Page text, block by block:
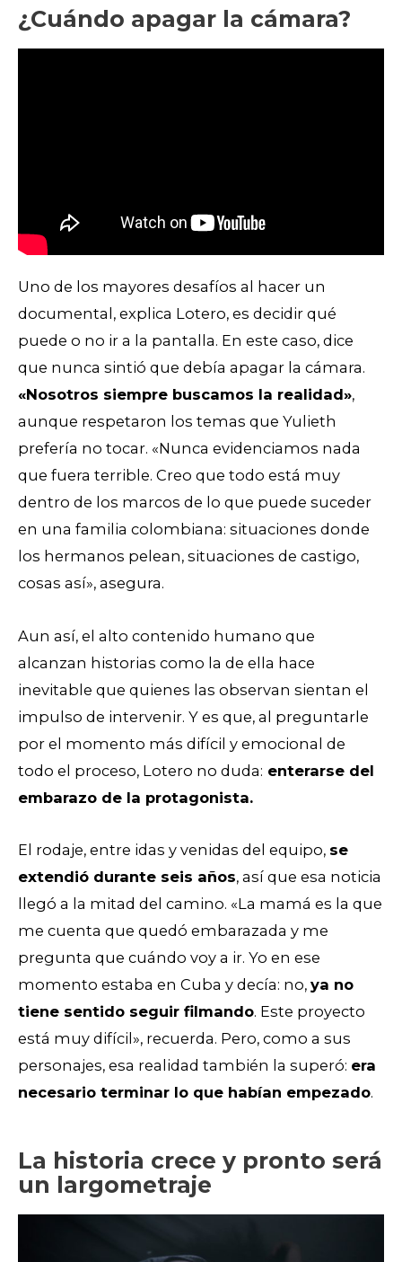
¿Cuándo apagar la cámara?
Uno de los mayores desafíos al hacer un
documental, explica Lotero, es decidir qué
puede o no ir a la pantalla. En este caso, dice
que nunca sintió que debía apagar la cámara.
«Nosotros siempre buscamos la realidad»,
aunque respetaron los temas que Yulieth
prefería no tocar. «Nunca evidenciamos nada
que fuera terrible. Creo que todo está muy
dentro de los marcos de lo que puede suceder
en una familia colombiana: situaciones donde
los hermanos pelean, situaciones de castigo,
cosas así», asegura.
Aun así, el alto contenido humano que
alcanzan historias como la de ella hace
inevitable que quienes las observan sientan el
impulso de intervenir. Y es que, al preguntarle
por el momento más difícil y emocional de
todo el proceso, Lotero no duda: enterarse del
embarazo de la protagonista.
El rodaje, entre idas y venidas del equipo, se
extendió durante seis años, así que esa noticia
llegó a la mitad del camino. «La mamá es la que
me cuenta que quedó embarazada y me
pregunta que cuándo voy a ir. Yo en ese
momento estaba en Cuba y decía: no, ya no
tiene sentido seguir filmando. Este proyecto
está muy difícil», recuerda. Pero, como a sus
personajes, esa realidad también la superó: era
necesario terminar lo que habían empezado.
La historia crece y pronto será
un largometraje